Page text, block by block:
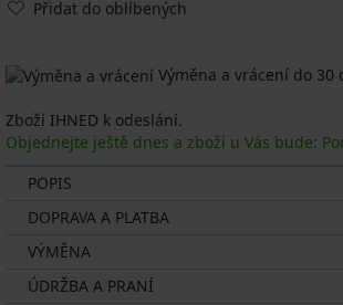
Přidat do oblíbených
Výměna a vrácení do 30
Zboží IHNED k odeslání.
Objednejte ještě dnes a zboží u Vás bude:
POPIS
DOPRAVA A PLATBA
VÝMĚNA
ÚDRŽBA A PRANÍ